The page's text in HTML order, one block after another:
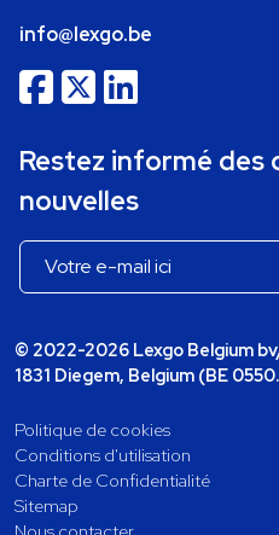
info@lexgo.be
Restez informé des
nouvelles
© 2022-2026 Lexgo Belgium
1831 Diegem, Belgium (BE
Politique de cookies
Conditions d'utilisation
Charte de Confidentialité
Sitemap